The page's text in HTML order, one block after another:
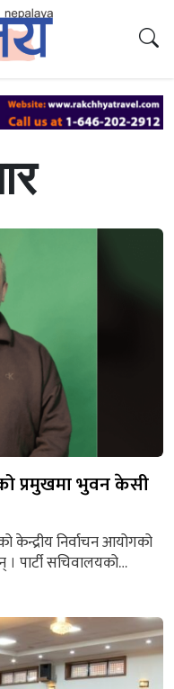
प्रमुखमा भुवन केसी
को केन्द्रीय निर्वाचन आयोगको
पार्टी सचिवालयको
’boutमा औपचारिक
(ख) का...